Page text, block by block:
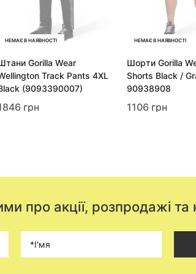
НЕМАЄ В НАЯВНОСТІ
Gorilla Wear
Track Pants 4XL
(9093390007)
грн
НЕМАЄ В НАЯВНОСТІ
Шорти Gorilla
Shorts Black /
90938908
1106 грн
про акції, розпродажі та